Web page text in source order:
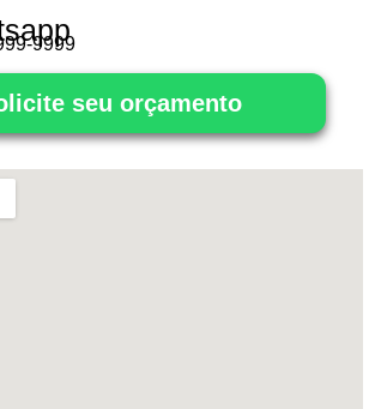
9999
seu orçamento